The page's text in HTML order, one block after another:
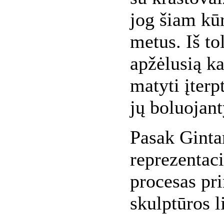
jog šiam
metus. Iš
apžėlusią
matyti
jų
Pasak
procesas
skulptūros